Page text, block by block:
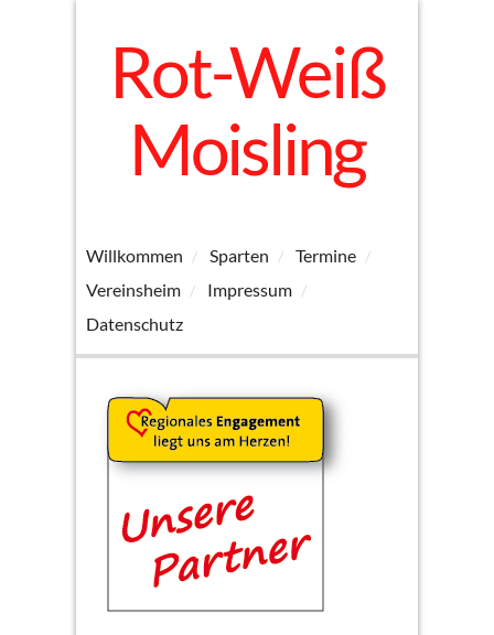
Rot-Weiß
Moisling
Willkommen Sparten
Termine
Vereinsheim
Impressum
Datenschutz